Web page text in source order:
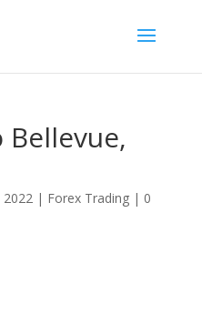
2022| Forex Trading| 0